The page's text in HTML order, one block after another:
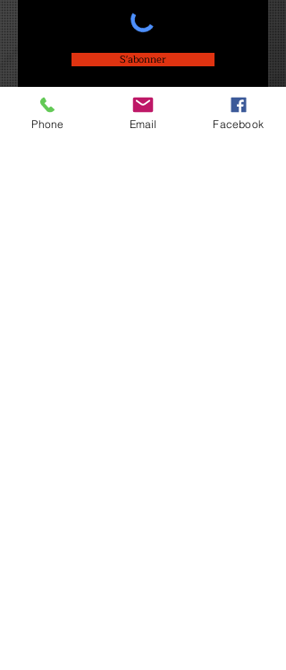
S'abonner
Phone Email Facebook